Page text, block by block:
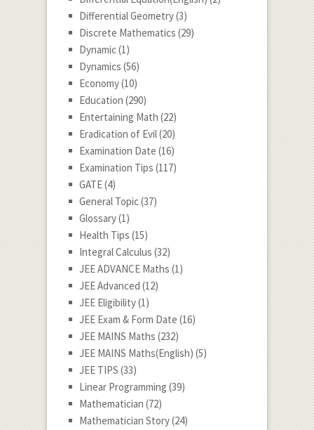
Differential Geometry(3)
Discrete Mathematics (29)
Dynamic(1)
Dynamics (56)
Economy(10)
Education (290)
Entertaining Math (22)
Eradication of Evil(20)
Examination Date (16)
Examination Tips (117)
GATE(4)
General Topic(37)
Glossary(1)
Health Tips (15)
Integral Calculus (32)
JEE ADVANCE Maths (1)
JEE Advanced (12)
JEE Eligibility(1)
JEE Exam & Form Date (16)
JEE MAINS Maths (232)
JEE MAINS Maths(English) (5)
JEE TIPS (33)
Linear Programming (39)
Mathematician (72)
Mathematician Story(24)